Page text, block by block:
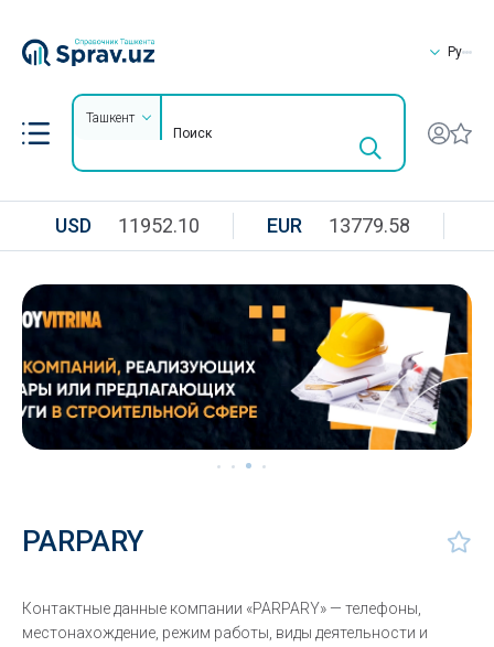
Ру
Ташкент
USD 11952.10 EUR 13779.58
PARPARY
Контактные данные компании «PARPARY» — телефоны,
местонахождение, режим работы, виды деятельности и